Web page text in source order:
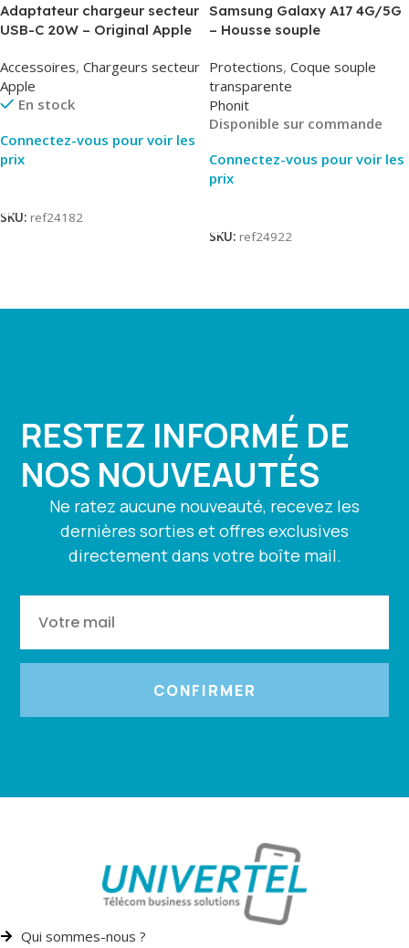
Adaptateur chargeur secteur
USB-C 20W – Original Apple
Accessoires, Chargeurs secteur
Apple
En stock
Connectez-vous pour voir les
prix
SKU: ref24182
Samsung Galaxy A17 4G/5G
– Housse souple
Protections, Coque souple
transparente
Phonit
Disponible sur commande
Connectez-vous pour voir les
prix
SKU: ref24922
RESTEZ INFORMÉ DE
NOS NOUVEAUTÉS
Ne ratez aucune nouveauté, recevez les
dernières sorties et offres exclusives
directement dans votre boîte mail.
CONFIRMER
Qui sommes-nous ?